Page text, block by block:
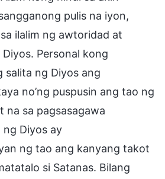
pulis na iyon,
ilalim ng awtoridad at
Personal kong
salita ng Diyos ang
no’ng puspusin ang tao ng
na sa pagsasagawa
ng Diyos ay
ng tao ang kanyang takot
si Satanas. Bilang